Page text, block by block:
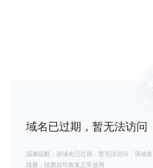
域名已过期，暂无法访问
温馨提醒：该域名已过期，暂无法访问，请域
续费，续费后可恢复正常使用